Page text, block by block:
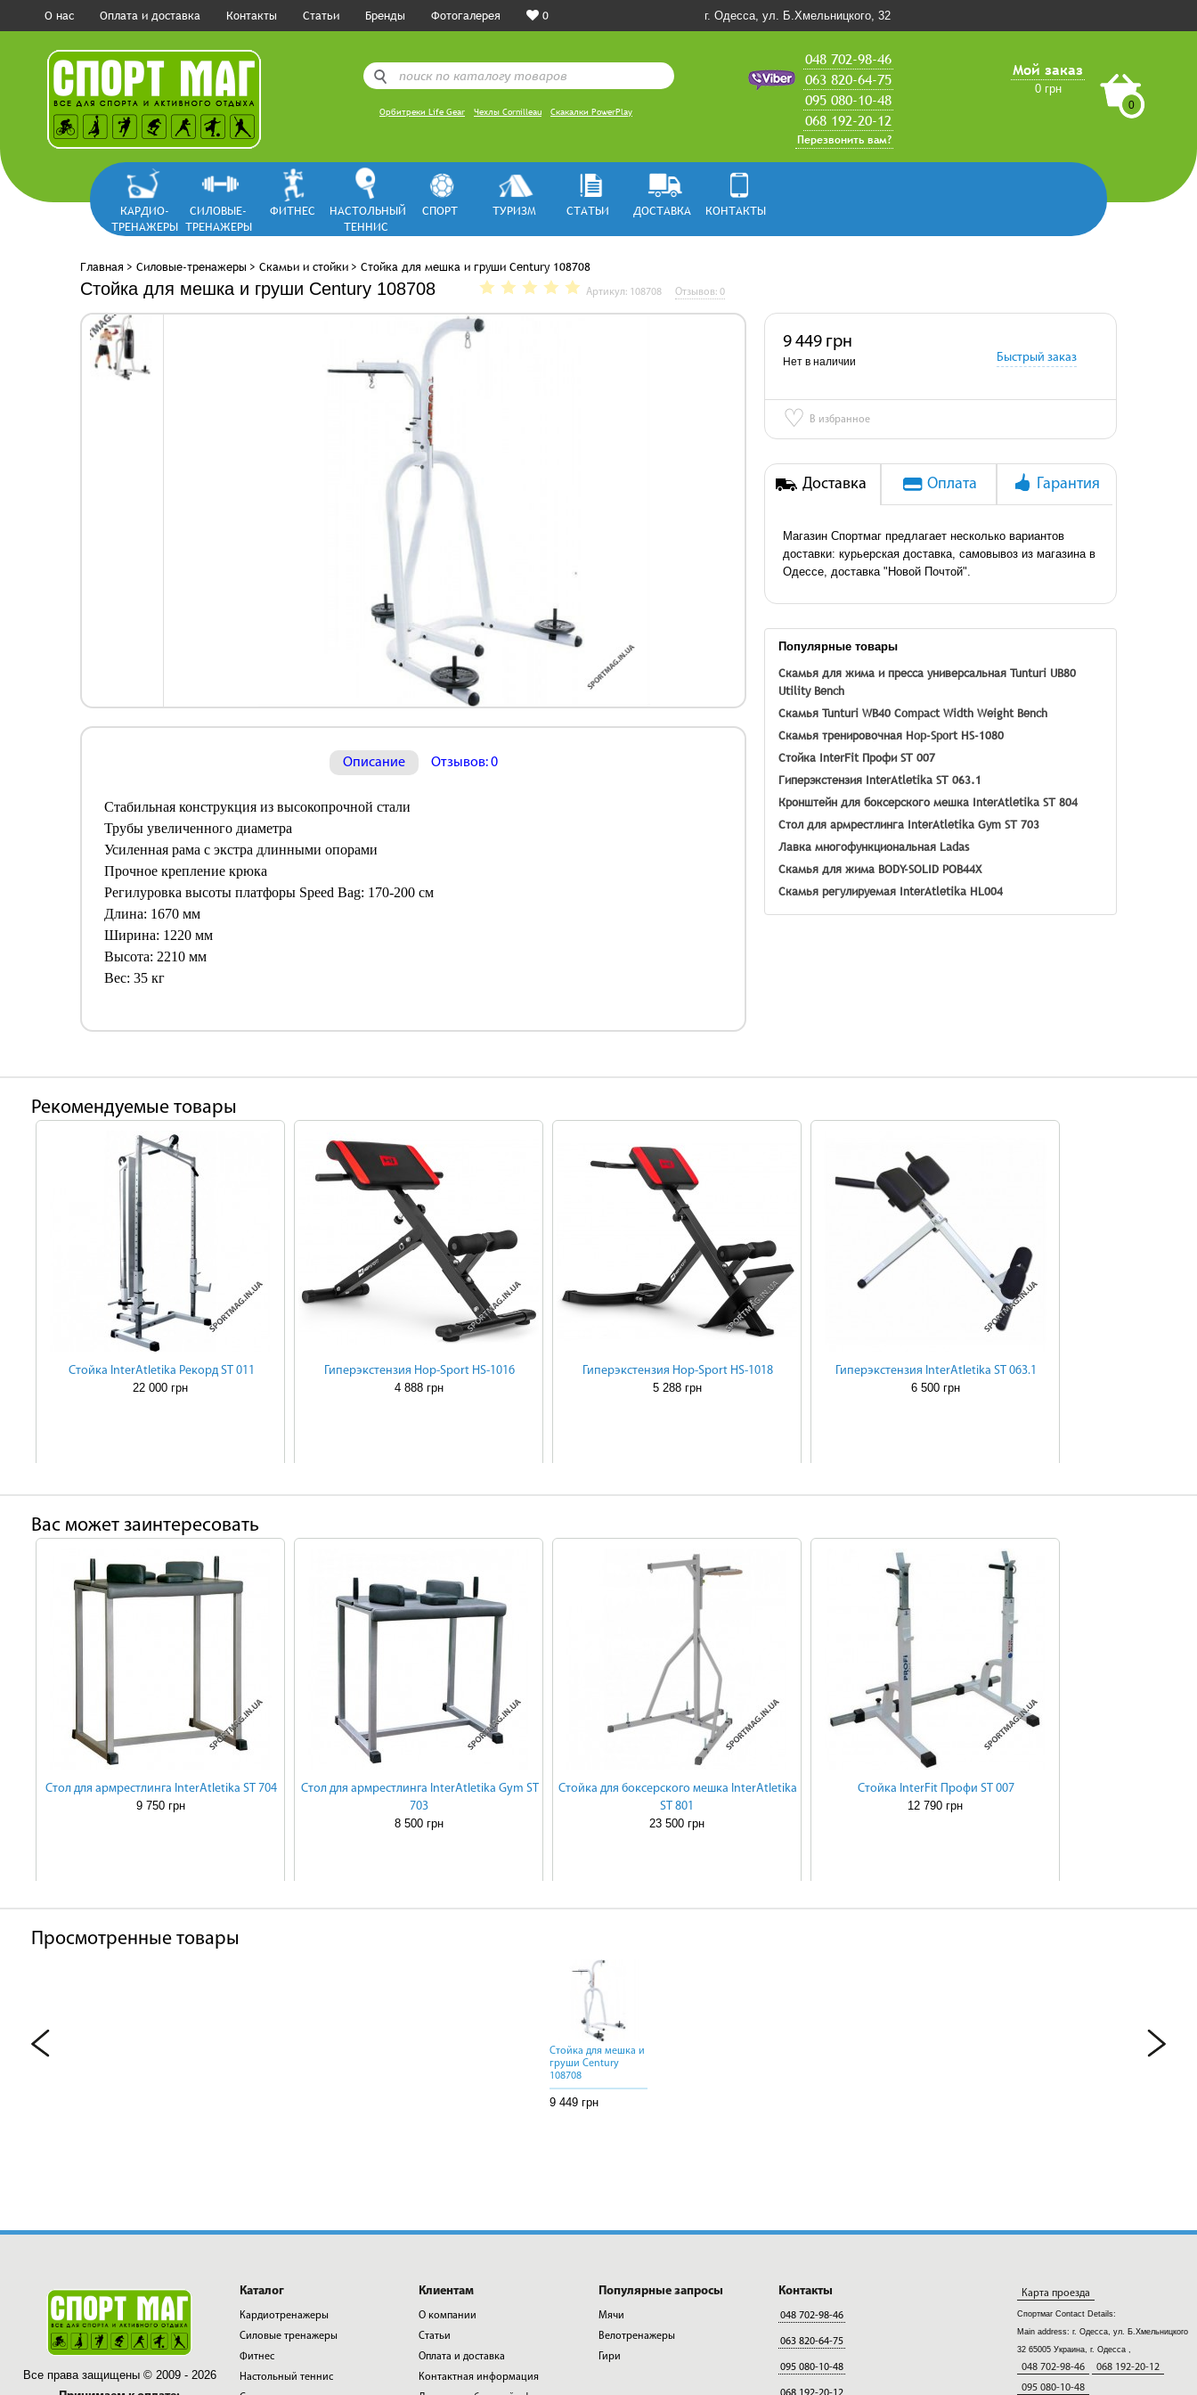
О нас Оплата и доставка Контакты Статьи Бренды Фотогалерея 0 г. Одесса, ул. Б.Хмельницкого, 32
Орбитреки Life Gear Чехлы Cornilleau Скакалки PowerPlay
Мой заказ
0 грн
0
048 702-98-46
063 820-64-75
095 080-10-48
068 192-20-12
Перезвонить вам?
КАРДИО-
ТРЕНАЖЕРЫ
СИЛОВЫЕ-
ТРЕНАЖЕРЫ
ФИТНЕС
НАСТОЛЬНЫЙ
ТЕННИС
СПОРТ ТУРИЗМ СТАТЬИ ДОСТАВКА КОНТАКТЫ
Главная > Силовые-тренажеры > Скамьи и стойки > Стойка для мешка и груши Century 108708
Стойка для мешка и груши Century 108708 Артикул: 108708 Отзывов: 0
9 449 грн
Нет в наличии Быстрый заказ
♡ В избранное
Доставка Оплата Гарантия
Магазин Спортмаг предлагает несколько вариантов
доставки: курьерская доставка, самовывоз из магазина в
Одессе, доставка "Новой Почтой".
Популярные товары
Скамья для жима и пресса универсальная Tunturi UB80
Utility Bench
Скамья Tunturi WB40 Compact Width Weight Bench
Скамья тренировочная Hop-Sport HS-1080
Стойка InterFit Профи ST 007
Гиперэкстензия InterAtletika ST 063.1
Кронштейн для боксерского мешка InterAtletika SТ 804
Стол для армрестлинга InterAtletika Gym SТ 703
Лавка многофункциональная Ladas
Скамья для жима BODY-SOLID POB44X
Скамья регулируемая InterAtletika HL004
Описание Отзывов: 0
Стабильная конструкция из высокопрочной стали
Трубы увеличенного диаметра
Усиленная рама с экстра длинными опорами
Прочное крепление крюка
Регилуровка высоты платфоры Speed Bag: 170-200 см
Длина: 1670 мм
Ширина: 1220 мм
Высота: 2210 мм
Вес: 35 кг
Рекомендуемые товары
Cтойка InterAtletika Рекорд ST 011
22 000 грн
Гиперэкстензия Hop-Sport HS-1016
4 888 грн
Гиперэкстензия Hop-Sport HS-1018
5 288 грн
Гиперэкстензия InterAtletika ST 063.1
6 500 грн
Ваc может заинтересовать
Стол для армрестлинга InterAtletika ST 704
9 750 грн
Стол для армрестлинга InterAtletika Gym SТ
703
8 500 грн
Стойка для боксерского мешка InterAtletika
SТ 801
23 500 грн
Стойка InterFit Профи ST 007
12 790 грн
Просмотренные товары
Стойка для мешка и
груши Century
108708
9 449 грн
Все права защищены © 2009 - 2026
Каталог
Кардиотренажеры
Силовые тренажеры
Фитнес
Настольный теннис
Клиентам
О компании
Статьи
Оплата и доставка
Контактная информация
Популярные запросы
Мячи
Велотренажеры
Гири
Контакты
048 702-98-46
063 820-64-75
095 080-10-48
Карта проезда
Спортмаг Contact Details:
Main address:г. Одесса, ул. Б.Хмельницкого
32 65005 Украина, г. Одесса ,
048 702-98-46
068 192-20-12
095 080-10-48